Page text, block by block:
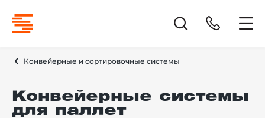
Конвейерные и сортировочные системы
Конвейерные системы
для паллет